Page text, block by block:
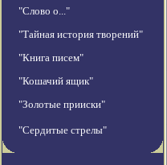
"Слово о..."
"Тайная история творений"
"Книга писем"
"Кошачий ящик"
"Золотые прииски"
"Сердитые стрелы"